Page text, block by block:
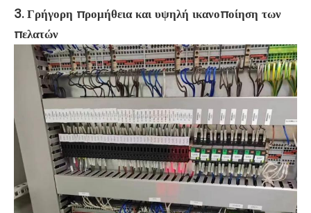
3. Γρήγορη προμήθεια και υψηλή ικανοποίηση των
πελατών